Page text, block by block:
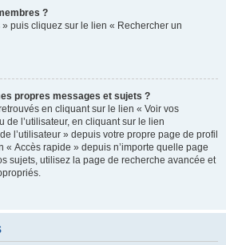
?
puis cliquez sur le lien « Rechercher un
propres messages et sujets ?
en cliquant sur le lien « Voir vos
de l’utilisateur, en cliquant sur le lien
l’utilisateur » depuis votre propre page de profil
« Accès rapide » depuis n’importe quelle page
sujets, utilisez la page de recherche avancée et